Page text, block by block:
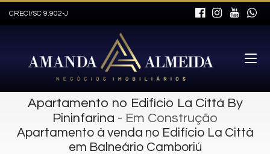
CRECI/SC 9.902-J
Apartamento no Edifício La Città By
Pininfarina - Em Construção
Apartamento à venda no Edifício La Città
em Balneário Camboriú